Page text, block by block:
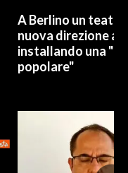
A Berlino un
nuova direzione
installando una
popolare"